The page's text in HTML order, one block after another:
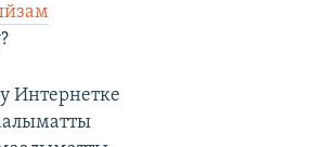
Интернетке